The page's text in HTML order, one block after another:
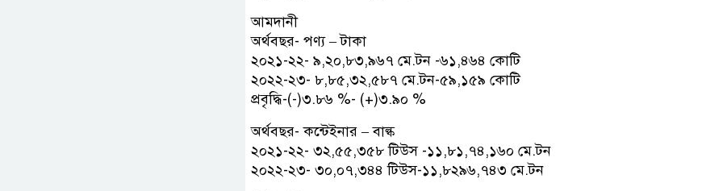
আমদানী
অর্থবছর- পণ্য – টাকা
২০২১-২২- ৯,২০,৮৩,৯৬৭ মে.টন -৬১,৪৬৪ কোটি
২০২২-২৩- ৮,৮৫,৩২,৫৮৭ মে.টন-৫৯,১৫৯ কোটি
প্রবৃদ্ধি-(-)৩.৮৬ %- (+)৩.৯০ %
অর্থবছর- কন্টেইনার – বাল্ক
২০২১-২২- ৩২,৫৫,৩৫৮ টিউস -১১,৮১,৭৪,১৬০ মে.টন
২০২২-২৩- ৩০,০৭,৩৪৪ টিউস-১১,৮২৯৬,৭৪৩ মে.টন